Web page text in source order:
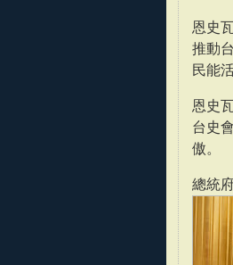
恩史
推動
民能
恩史
台史
傲。
總統